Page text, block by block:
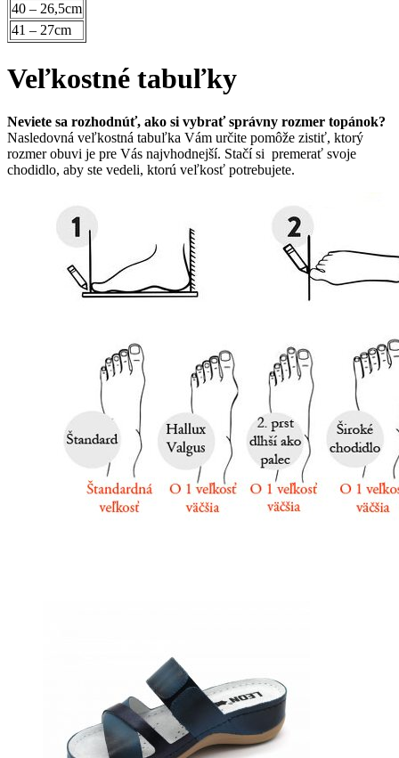
40 – 26,5cm
41 – 27cm
Veľkostné tabuľky
Neviete sa rozhodnúť, ako si vybrať správny rozmer topánok?
Nasledovná veľkostná tabuľka Vám určite pomôže zistiť, ktorý
rozmer obuvi je pre Vás najvhodnejší. Stačí si premerať svoje
chodidlo, aby ste vedeli, ktorú veľkosť potrebujete.